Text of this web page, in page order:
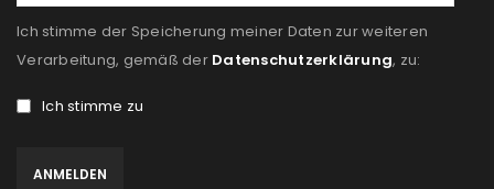
Ich stimme der Speicherung meiner Daten zur weiteren
Verarbeitung, gemäß der Datenschutzerklärung, zu:
Ich stimme zu